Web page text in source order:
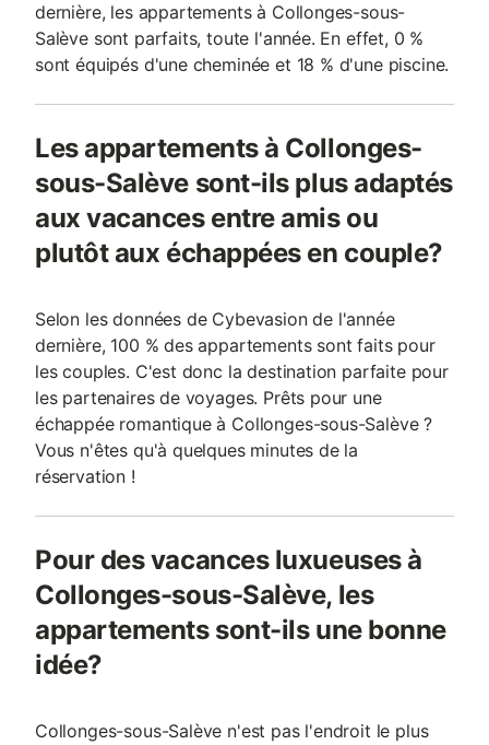
dernière, les appartements à Collonges-sous-
Salève sont parfaits, toute l'année. En effet, 0 %
sont équipés d'une cheminée et 18 % d'une piscine.
Les appartements à Collonges-
sous-Salève sont-ils plus adaptés
aux vacances entre amis ou
plutôt aux échappées en couple?
Selon les données de Cybevasion de l'année
dernière, 100 % des appartements sont faits pour
les couples. C'est donc la destination parfaite pour
les partenaires de voyages. Prêts pour une
échappée romantique à Collonges-sous-Salève ?
Vous n'êtes qu'à quelques minutes de la
réservation !
Pour des vacances luxueuses à
Collonges-sous-Salève, les
appartements sont-ils une bonne
idée?
Collonges-sous-Salève n'est pas l'endroit le plus